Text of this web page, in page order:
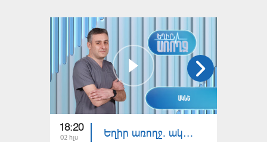
18:20
02 հլս Եղիր առողջ. ակնե